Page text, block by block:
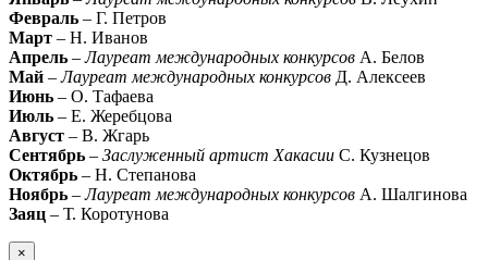
Февраль – Г. Петров
Март – Н. Иванов
Апрель –Лауреат международных конкурсов А. Белов
Май –Лауреат международных конкурсов Д. Алексеев
Июнь – О. Тафаева
Июль – Е. Жеребцова
Август – В. Жгарь
Сентябрь – Заслуженный артист Хакасии С. Кузнецов
Октябрь – Н. Степанова
Ноябрь –Лауреат международных конкурсов А. Шалгинова
Заяц – Т. Коротунова
×